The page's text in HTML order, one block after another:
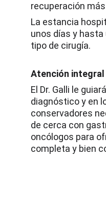
recuperación
La estancia
unos días y hasta
tipo de cirugía.
Atención
El Dr. Galli le
diagnóstico y en
conservadores
de cerca con
oncólogos para
completa y bien